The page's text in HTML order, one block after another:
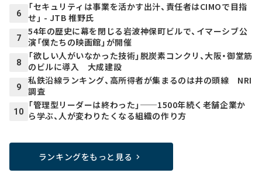
6
「セキュリティは事業を活かす出汁、責任者はCIMOで目指
せ」 - JTB 椎野氏
7
54年の歴史に幕を閉じる岩波神保町ビルで、イマーシブ公
演「僕たちの映画館」が開催
8
「欲しい人がいなかった技術」脱炭素コンクリ、大阪・御堂筋
のビルに導入 大成建設
9
私鉄沿線ランキング、高所得者が集まるのは井の頭線 NRI
調査
10
「管理型リーダーは終わった」──1500年続く老舗企業か
ら学ぶ、人が変わりたくなる組織の作り方
ランキングをもっと見る